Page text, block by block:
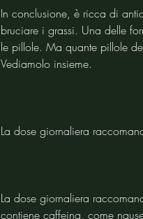
In conclusione, è ricca di
bruciare i grassi. Una delle
le pillole. Ma quante pillole
Vediamolo insieme.
La dose giornaliera
La dose giornaliera
contiene caffeina, come